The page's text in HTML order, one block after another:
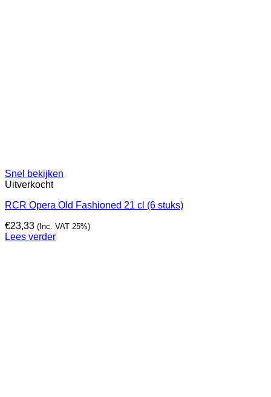
Snel bekijken
Uitverkocht
RCR Opera Old Fashioned 21 cl (6 stuks)
€23,33 (Inc. VAT 25%)
Lees verder